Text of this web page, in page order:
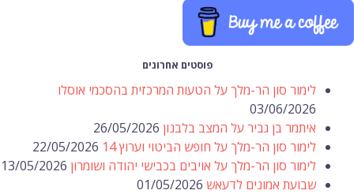
פוסטים אחרונים
לימור סון הר-מלך על הטעות המרכזית בהסכמי אוסלו
03/06/2026
איתמר בן גביר על המצב בלבנון 26/05/2026
לימור סון הר-מלך על חופש הביטוי וערוץ 14
22/05/2026
לימור סון הר-מלך על אויבים בכבישי יהודה ושומרון 13/05/2026
שבועת אמונים לדעאש 01/05/2026